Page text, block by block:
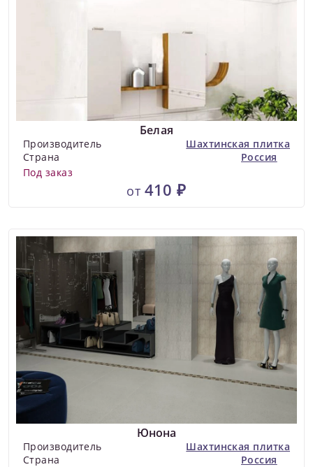
Белая
Производитель
Шахтинская плитка
Страна
Россия
Под заказ
от 410 ₽
Юнона
Производитель
Шахтинская плитка
Страна
Россия